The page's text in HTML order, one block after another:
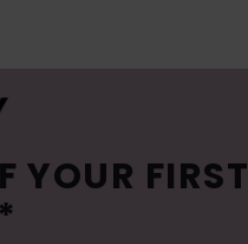
YOUR FIRST